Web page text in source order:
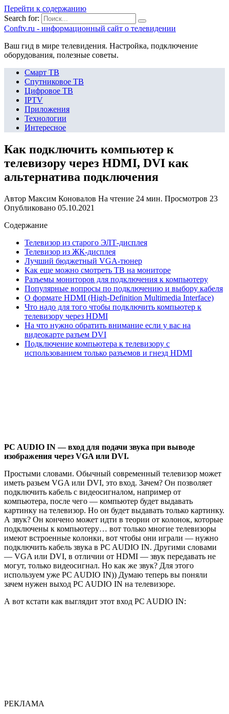
Перейти к содержанию
Search for:
Сonftv.ru - информационный сайт о телевидении
Ваш гид в мире телевидения. Настройка, подключение
оборудования, полезные советы.
Смарт ТВ
Спутниковое ТВ
Цифровое ТВ
IPTV
Приложения
Технологии
Интересное
Как подключить компьютер к
телевизору через HDMI, DVI как
альтернатива подключения
Автор Максим Коновалов На чтение 24 мин. Просмотров 23
Опубликовано 05.10.2021
Содержание
Телевизор из старого ЭЛТ-дисплея
Телевизор из ЖК-дисплея
Лучший бюджетный VGA-тюнер
Как еще можно смотреть ТВ на мониторе
Разъемы мониторов для подключения к компьютеру
Популярные вопросы по подключению и выбору кабеля
О формате HDMI (High-Definition Multimedia Interface)
Что надо для того чтобы подключить компьютер к
телевизору через HDMI
На что нужно обратить внимание если у вас на
видеокарте разъем DVI
Подключение компьютера к телевизору с
использованием только разъемов и гнезд HDMI
PC AUDIO IN — вход для подачи звука при выводе
изображения через VGA или DVI.
Простыми словами. Обычный современный телевизор может
иметь разьем VGA или DVI, это вход. Зачем? Он позволяет
подключить кабель с видеосигналом, например от
компьютера, после чего — компьютер будет выдавать
картинку на телевизор. Но он будет выдавать только картинку.
А звук? Он кончено может идти в теории от колонок, которые
подключены к компьютеру… вот только многие телевизоры
имеют встроенные колонки, вот чтобы они играли — нужно
подключить кабель звука в PC AUDIO IN. Другими словами
— VGA или DVI, в отличии от HDMI — звук передавать не
могут, только видеосигнал. Но как же звук? Для этого
используем уже PC AUDIO IN)) Думаю теперь вы поняли
зачем нужен выход PC AUDIO IN на телевизоре.
А вот кстати как выглядит этот вход PC AUDIO IN:
РЕКЛАМА